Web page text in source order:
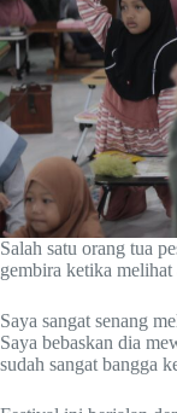
Salah satu orang tua
gembira ketika
Saya sangat senang
Saya bebaskan dia
sudah sangat bangga